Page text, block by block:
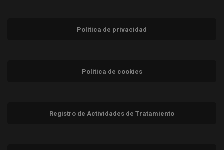
Política de privacidad
Política de cookies
Registro de Actividades de Tratamiento